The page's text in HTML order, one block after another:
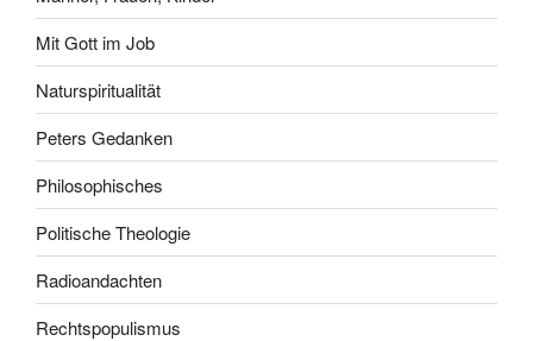
Mit Gott im Job
Naturspiritualität
Peters Gedanken
Philosophisches
Politische Theologie
Radioandachten
Rechtspopulismus